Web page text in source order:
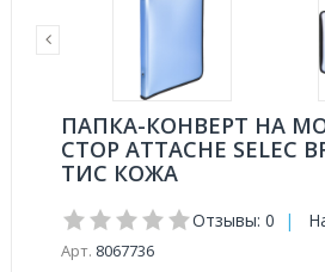
ПАПКА-КОНВЕРТ НА
СТОР ATTACHE SELEC
ТИС КОЖА
Отзывы: 0 |
Арт. 8067736